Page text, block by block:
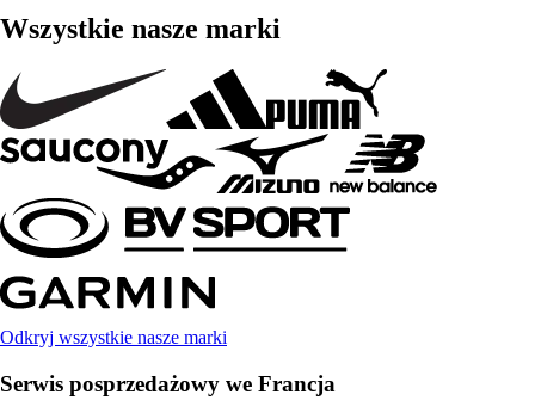
Wszystkie nasze marki
Odkryj wszystkie nasze marki
Serwis posprzedażowy we Francja